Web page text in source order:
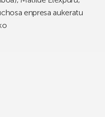
enpresa aukeratu